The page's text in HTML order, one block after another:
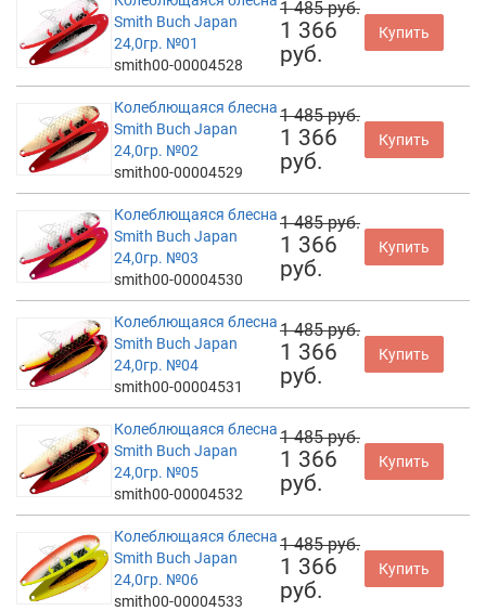
Smith Buch Japan
24,0гр. №01
smith00-00004528
1 485 руб.
1 366
руб.
Купить
Колеблющаяся блесна
Smith Buch Japan
24,0гр. №02
smith00-00004529
1 485 руб.
1 366
руб.
Купить
Колеблющаяся блесна
Smith Buch Japan
24,0гр. №03
smith00-00004530
1 485 руб.
1 366
руб.
Купить
Колеблющаяся блесна
Smith Buch Japan
24,0гр. №04
smith00-00004531
1 485 руб.
1 366
руб.
Купить
Колеблющаяся блесна
Smith Buch Japan
24,0гр. №05
smith00-00004532
1 485 руб.
1 366
руб.
Купить
Колеблющаяся блесна
Smith Buch Japan
24,0гр. №06
smith00-00004533
1 485 руб.
1 366
руб.
Купить